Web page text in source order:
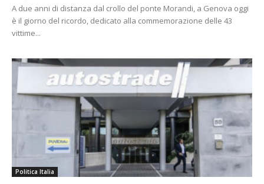
A due anni di distanza dal crollo del ponte Morandi, a Genova oggi
è il giorno del ricordo, dedicato alla commemorazione delle 43
vittime...
Politica Italia